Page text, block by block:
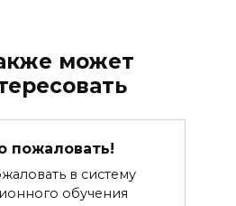
может
пожаловать!
в систему
обучения